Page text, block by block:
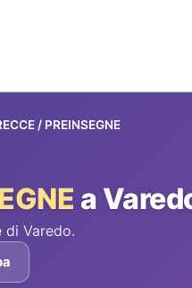
/ PREINSEGNE
a
di Varedo.